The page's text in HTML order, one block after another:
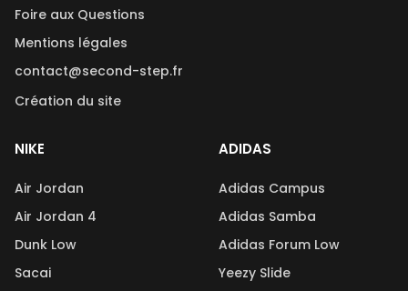
Foire aux Questions
Mentions légales
contact@second-step.fr
Création du site
NIKE
Air Jordan
Air Jordan 4
Dunk Low
Sacai
ADIDAS
Adidas Campus
Adidas Samba
Adidas Forum Low
Yeezy Slide